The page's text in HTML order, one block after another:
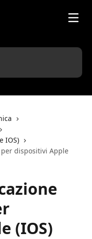
IOS)
dispositivi Apple
(IOS)